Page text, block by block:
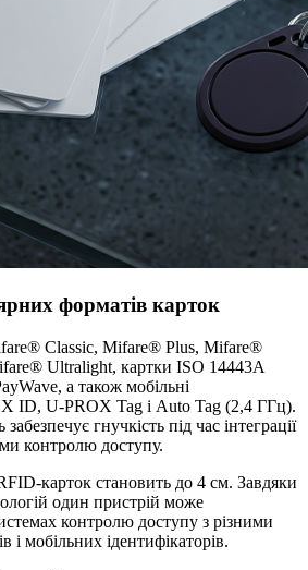
форматів карток
Classic, Mifare® Plus, Mifare®
Ultralight, картки ISO 14443A
а також мобільні
ID, U-PROX Tag і Auto Tag (2,4 ГГц).
гнучкість під час інтеграції
контролю доступу.
карток становить до 4 см. Завдяки
один пристрій може
контролю доступу з різними
і мобільних ідентифікаторів.